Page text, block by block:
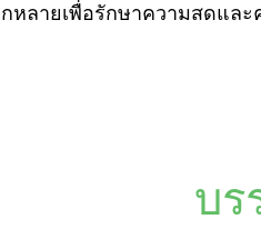
หลายเพื่อรักษาความสดแล
บ